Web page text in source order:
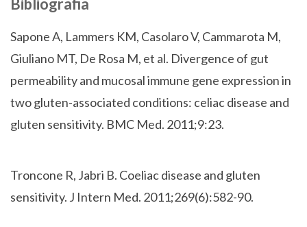
Bibliografia
Sapone A, Lammers KM, Casolaro V, Cammarota M,
Giuliano MT, De Rosa M, et al. Divergence of gut
permeability and mucosal immune gene expression in
two gluten-associated conditions: celiac disease and
gluten sensitivity. BMC Med. 2011;9:23.
Troncone R, Jabri B. Coeliac disease and gluten
sensitivity. J Intern Med. 2011;269(6):582-90.